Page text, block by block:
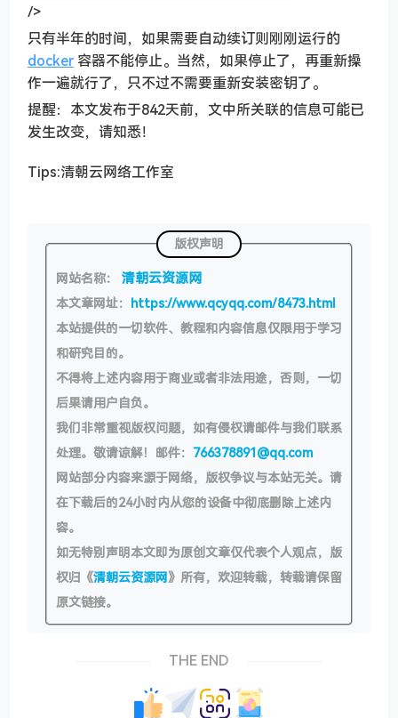
/>
只有半年的时间，如果需要自动续订则刚刚运行的
docker 容器不能停止。当然，如果停止了，再重新操
作一遍就行了，只不过不需要重新安装密钥了。
提醒：本文发布于842天前，文中所关联的信息可能已
发生改变，请知悉！
Tips:清朝云网络工作室
版权声明
网站名称： 清朝云资源网
本文章网址： https://www.qcyqq.com/8473.html
本站提供的一切软件、教程和内容信息仅限用于学习
和研究目的。
不得将上述内容用于商业或者非法用途，否则，一切
后果请用户自负。
我们非常重视版权问题，如有侵权请邮件与我们联系
处理。敬请谅解！邮件： 766378891@qq.com
网站部分内容来源于网络，版权争议与本站无关。请
在下载后的24小时内从您的设备中彻底删除上述内
容。
如无特别声明本文即为原创文章仅代表个人观点，版
权归《清朝云资源网》所有，欢迎转载，转载请保留
原文链接。
THE END